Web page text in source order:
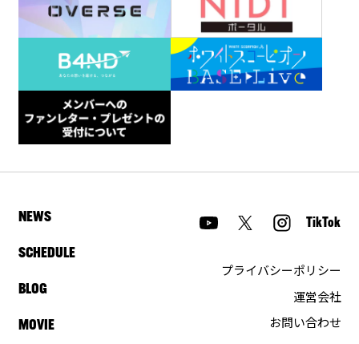
NEWS
SCHEDULE
BLOG
MOVIE
TikTok
プライバシーポリシー
運営会社
お問い合わせ